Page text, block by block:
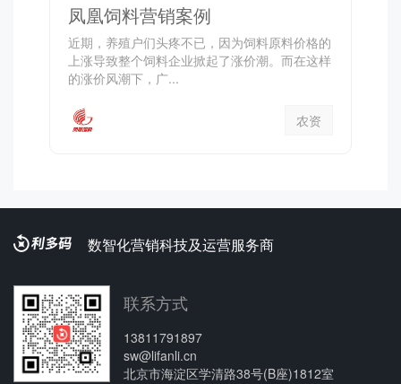
凤凰饲料营销案例
近期，养殖户们头疼不已，因为饲料原料价格的
上涨导致整个饲料企业掀起了涨价潮。而在这样
的涨价风潮下，广...
农资
数智化营销科技及运营服务商
联系方式
13811791897
sw@lifanli.cn
北京市海淀区学清路38号(B座)1812室